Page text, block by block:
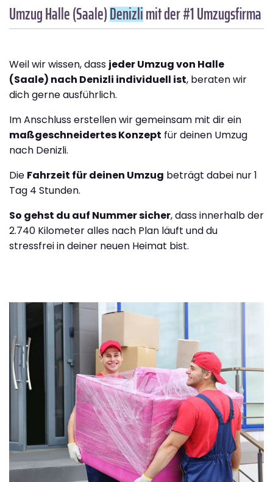
Umzug Halle (Saale)Denizlimit der #1 Umzugsfirma
Weil wir wissen, dass jeder Umzug von Halle
(Saale) nach Denizli individuell ist, beraten wir
dich gerne ausführlich.
Im Anschluss erstellen wir gemeinsam mit dir ein
maßgeschneidertes Konzept für deinen Umzug
nach Denizli.
Die Fahrzeit für deinen Umzug beträgt dabei nur 1
Tag 4 Stunden.
So gehst du auf Nummer sicher, dass innerhalb der
2.740 Kilometer alles nach Plan läuft und du
stressfrei in deiner neuen Heimat bist.